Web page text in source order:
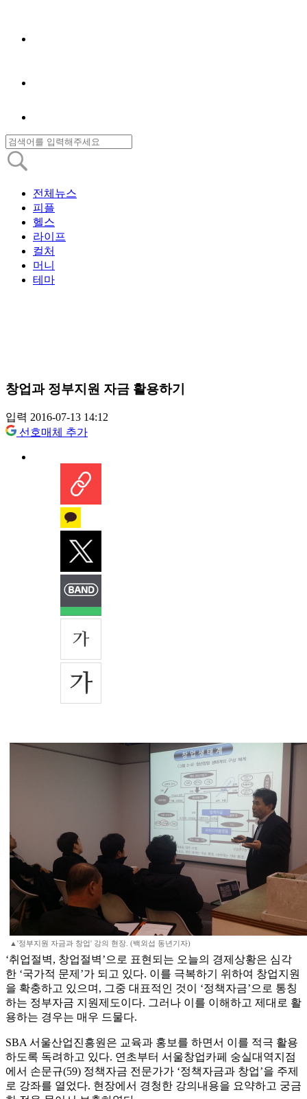
전체뉴스
피플
헬스
라이프
컬처
머니
테마
창업과 정부지원 자금 활용하기
입력 2016-07-13 14:12
선호매체 추가
▲'정부지원 자금과 창업' 강의 현장. (백외섭 동년기자)
‘취업절벽, 창업절벽’으로 표현되는 오늘의 경제상황은 심각
한 ‘국가적 문제’가 되고 있다. 이를 극복하기 위하여 창업지원
을 확충하고 있으며, 그중 대표적인 것이 ‘정책자금’으로 통칭
하는 정부자금 지원제도이다. 그러나 이를 이해하고 제대로 활
용하는 경우는 매우 드물다.
SBA 서울산업진흥원은 교육과 홍보를 하면서 이를 적극 활용
하도록 독려하고 있다. 연초부터 서울창업카페 숭실대역지점
에서 손문규(59) 정책자금 전문가가 ‘정책자금과 창업’을 주제
로 강좌를 열었다. 현장에서 경청한 강의내용을 요약하고 궁금